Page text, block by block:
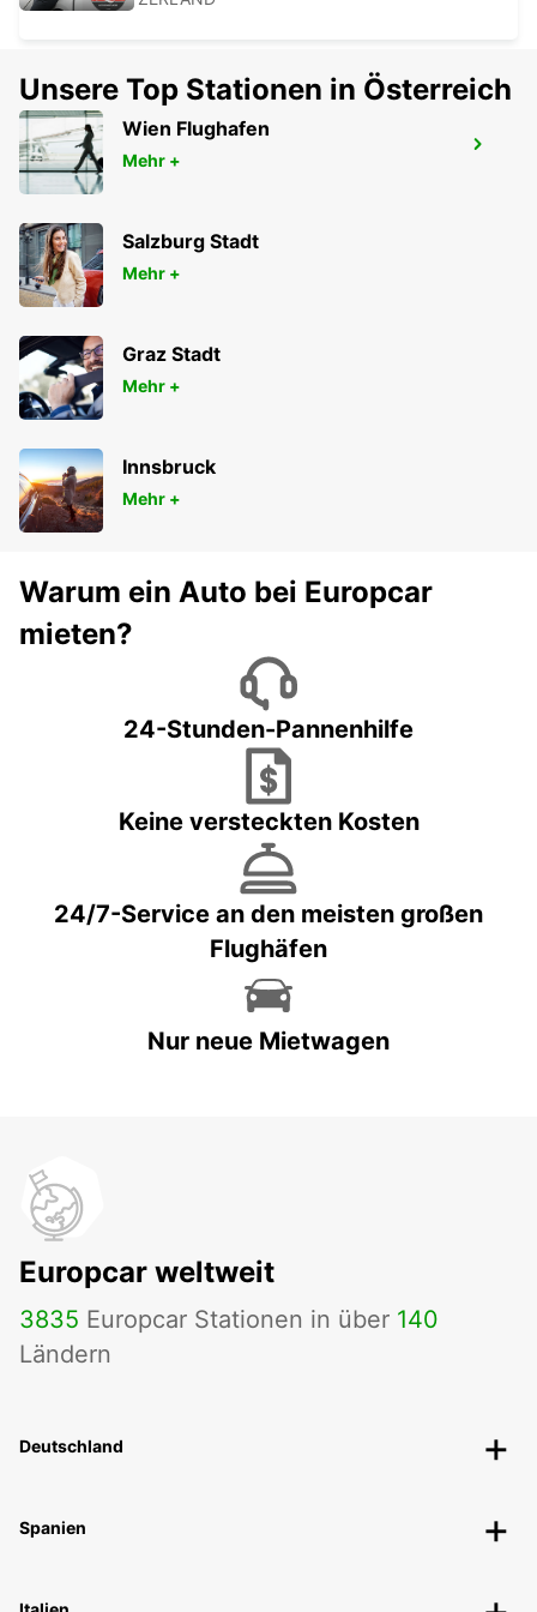
ANNEMASSE
ANNEMASSE - FRANCE
Unsere Top Stationen in Österreich
Wien Flughafen
Mehr +
Salzburg Stadt
Mehr +
Graz Stadt
Mehr +
Innsbruck
Mehr +
Warum ein Auto bei Europcar
mieten?
24-Stunden-Pannenhilfe
Keine versteckten Kosten
24/7-Service an den meisten großen
Flughäfen
Nur neue Mietwagen
Europcar weltweit
3835 Europcar Stationen in über 140
Ländern
Deutschland
Spanien